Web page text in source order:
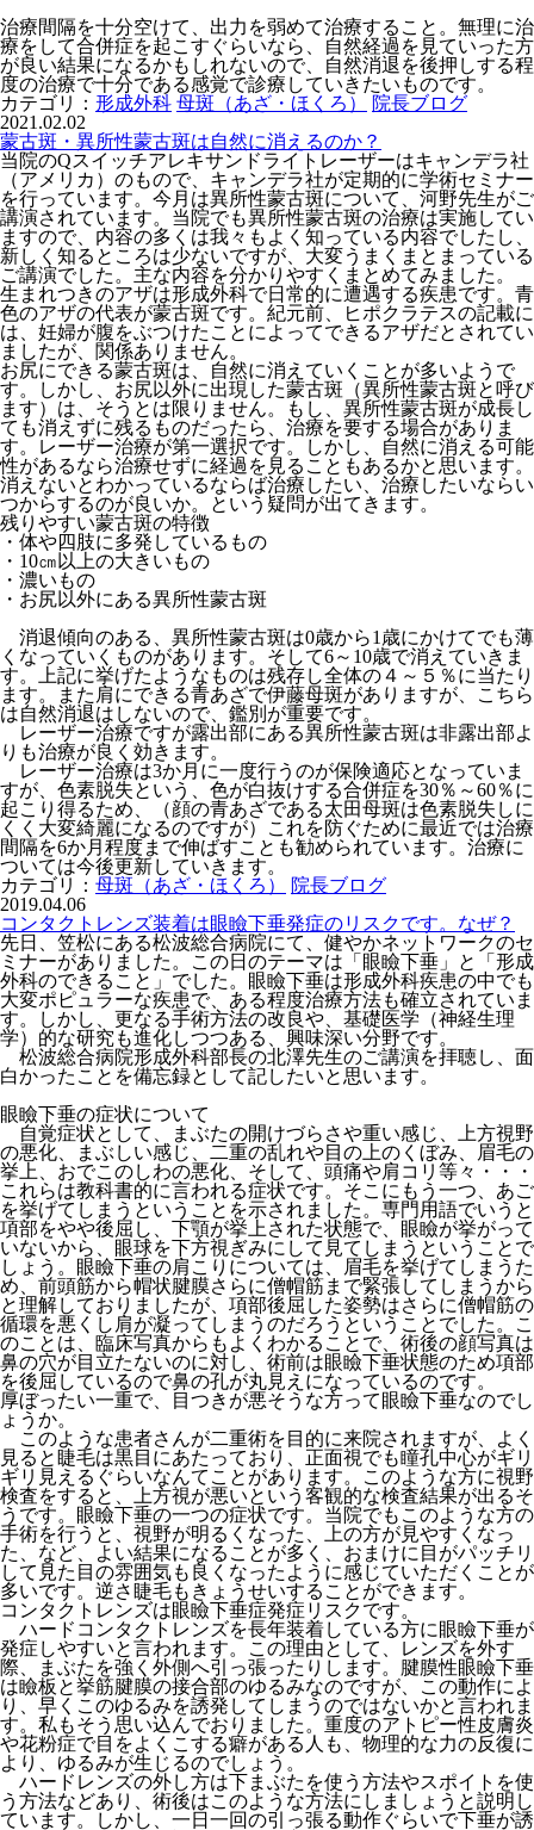
治療間隔を十分空けて、出力を弱めて治療すること。無理に治
療をして合併症を起こすぐらいなら、自然経過を見ていった方
が良い結果になるかもしれないので、自然消退を後押しする程
度の治療で十分である感覚で診療していきたいものです。
カテゴリ： 形成外科 母斑（あざ・ほくろ）
院長ブログ
2021.02.02
蒙古斑・異所性蒙古斑は自然に消えるのか？
当院のQスイッチアレキサンドライトレーザーはキャンデラ社
（アメリカ）のもので、キャンデラ社が定期的に学術セミナー
を行っています。今月は異所性蒙古斑について、河野先生がご
講演されています。当院でも異所性蒙古斑の治療は実施してい
ますので、内容の多くは我々もよく知っている内容でしたし、
新しく知るところは少ないですが、大変うまくまとまっている
ご講演でした。主な内容を分かりやすくまとめてみました。
生まれつきのアザは形成外科で日常的に遭遇する疾患です。青
色のアザの代表が蒙古斑です。紀元前、ヒポクラテスの記載に
は、妊婦が腹をぶつけたことによってできるアザだとされてい
ましたが、関係ありません。
お尻にできる蒙古斑は、自然に消えていくことが多いようで
す。しかし、お尻以外に出現した蒙古斑（異所性蒙古斑と呼び
ます）は、そうとは限りません。もし、異所性蒙古斑が成長し
ても消えずに残るものだったら、治療を要する場合がありま
す。レーザー治療が第一選択です。しかし、自然に消える可能
性があるなら治療せずに経過を見ることもあるかと思います。
消えないとわかっているならば治療したい、治療したいならい
つからするのが良いか。という疑問が出てきます。
残りやすい蒙古斑の特徴
・体や四肢に多発しているもの
・10㎝以上の大きいもの
・濃いもの
・お尻以外にある異所性蒙古斑
消退傾向のある、異所性蒙古斑は0歳から1歳にかけてでも薄
くなっていくものがあります。そして6～10歳で消えていきま
す。上記に挙げたようなものは残存し全体の４～５％に当たり
ます。また肩にできる青あざで伊藤母斑がありますが、こちら
は自然消退はしないので、鑑別が重要です。
レーザー治療ですが露出部にある異所性蒙古斑は非露出部よ
りも治療が良く効きます。
レーザー治療は3か月に一度行うのが保険適応となっていま
すが、色素脱失という、色が白抜けする合併症を30％～60％に
起こり得るため、（顔の青あざである太田母斑は色素脱失しに
くく大変綺麗になるのですが）これを防ぐために最近では治療
間隔を6か月程度まで伸ばすことも勧められています。治療に
ついては今後更新していきます。
カテゴリ： 母斑（あざ・ほくろ）
院長ブログ
2019.04.06
コンタクトレンズ装着は眼瞼下垂発症のリスクです。なぜ？
先日、笠松にある松波総合病院にて、健やかネットワークのセ
ミナーがありました。この日のテーマは「眼瞼下垂」と「形成
外科のできること」でした。眼瞼下垂は形成外科疾患の中でも
大変ポピュラーな疾患で、ある程度治療方法も確立されていま
す。しかし、更なる手術方法の改良や、基礎医学（神経生理
学）的な研究も進化しつつある、興味深い分野です。
松波総合病院形成外科部長の北澤先生のご講演を拝聴し、面
白かったことを備忘録として記したいと思います。
眼瞼下垂の症状について
自覚症状として、まぶたの開けづらさや重い感じ、上方視野
の悪化、まぶしい感じ、二重の乱れや目の上のくぼみ、眉毛の
挙上、おでこのしわの悪化、そして、頭痛や肩コリ等々・・・
これらは教科書的に言われる症状です。そこにもう一つ、あご
を挙げてしまうということを示されました。専門用語でいうと
項部をやや後屈し、下顎が挙上された状態で、眼瞼が挙がって
いないから、眼球を下方視ぎみにして見てしまうということで
しょう。眼瞼下垂の肩こりについては、眉毛を挙げてしまうた
め、前頭筋から帽状腱膜さらに僧帽筋まで緊張してしまうから
と理解しておりましたが、項部後屈した姿勢はさらに僧帽筋の
循環を悪くし肩が凝ってしまうのだろうということでした。こ
のことは、臨床写真からもよくわかることで、術後の顔写真は
鼻の穴が目立たないのに対し、術前は眼瞼下垂状態のため項部
を後屈しているので鼻の孔が丸見えになっているのです。
厚ぼったい一重で、目つきが悪そうな方って眼瞼下垂なのでし
ょうか。
このような患者さんが二重術を目的に来院されますが、よく
見ると睫毛は黒目にあたっており、正面視でも瞳孔中心がギリ
ギリ見えるぐらいなんてことがあります。このような方に視野
検査をすると、上方視が悪いという客観的な検査結果が出るそ
うです。眼瞼下垂の一つの症状です。当院でもこのような方の
手術を行うと、視野が明るくなった、上の方が見やすくなっ
た、など、よい結果になることが多く、おまけに目がパッチリ
して見た目の雰囲気も良くなったように感じていただくことが
多いです。逆さ睫毛もきょうせいすることができます。
コンタクトレンズは眼瞼下垂症発症リスクです。
ハードコンタクトレンズを長年装着している方に眼瞼下垂が
発症しやすいと言われます。この理由として、レンズを外す
際、まぶたを強く外側へ引っ張ったりします。腱膜性眼瞼下垂
は瞼板と挙筋腱膜の接合部のゆるみなのですが、この動作によ
り、早くこのゆるみを誘発してしまうのではないかと言われま
す。私もそう思い込んでおりました。重度のアトピー性皮膚炎
や花粉症で目をよくこする癖がある人も、物理的な力の反復に
より、ゆるみが生じるのでしょう。
ハードレンズの外し方は下まぶたを使う方法やスポイトを使
う方法などあり、術後はこのような方法にしましょうと説明し
ています。しかし、一日一回の引っ張る動作ぐらいで下垂が誘